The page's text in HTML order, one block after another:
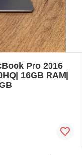
Pro 2016
16GB RAM|